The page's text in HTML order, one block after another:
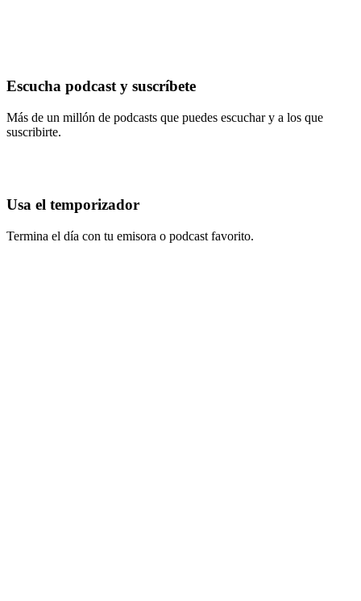
Escucha podcast y suscríbete
Más de un millón de podcasts que puedes escuchar y a los que
suscribirte.
Usa el temporizador
Termina el día con tu emisora o podcast favorito.